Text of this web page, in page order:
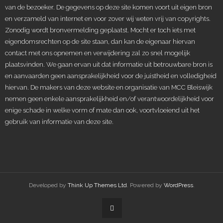
van de bezoeker. De gegevens op deze site komen voort uit eigen bron
en verzameld van internet en voor zover wij weten vrij van copyrights.
Zonodig wordt bronvermelding geplaatst. Mocht er toch iets met
eigendomsrechten op de site staan, dan kan de eigenaar hiervan
contact met ons opnemen en verwijdering zal zo snel mogelijk
plaatsvinden. We gaan ervan uit dat informatie uit betrouwbare bron is
en aanvaarden geen aansprakelijkheid voor de juistheid en volledigheid
hiervan. De makers van deze website en organisatie van MCC Bleiswijk
nemen geen enkele aansprakelijkheid en/of verantwoordelijkheid voor
enige schade in welke vorm of mate dan ook, voortvloeiend uit het
gebruik van informatie van deze site.
Developed by Think Up Themes Ltd. Powered by WordPress.